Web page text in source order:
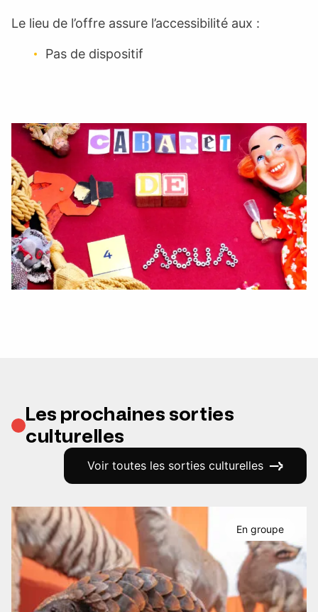
Le lieu de l’offre assure l’accessibilité aux :
Pas de dispositif
Les prochaines sorties
culturelles
Voir toutes les sorties culturelles
En groupe